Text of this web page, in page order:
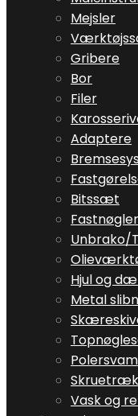
Mejsler
Gribere
Bor
Filer
Adaptere
Bitssæt
Fastnøgler
Unbrako/
Hjul og
Metal
Vask og